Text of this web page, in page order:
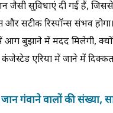
जैसी सुविधाएं दी गई हैं,
और सटीक रिस्पॉन्स संभव
आग बुझाने में मदद मिलेगी,
कंजेस्टेड एरिया में जाने में दिक्कत
जान गंवाने वालों की संख्या,